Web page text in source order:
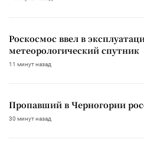
Роскосмос ввел в
метеорологический спутник
11 минут назад
Пропавший в Черногории
30 минут назад